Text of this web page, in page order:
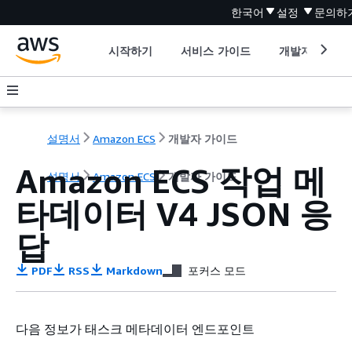
한국어 설정 문의하
시작하기 서비스 가이드 개발자 도구
설명서 Amazon ECS 개발자 가이드
설명서 Amazon ECS 개발자 가이드
Amazon ECS 작업 메
타데이터 V4 JSON 응
답
PDF RSS Markdown 포커스 모드
다음 정보가 태스크 메타데이터 엔드포인트